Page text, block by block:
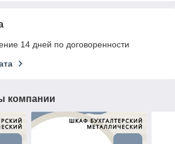
14 дней по договоренности
компании